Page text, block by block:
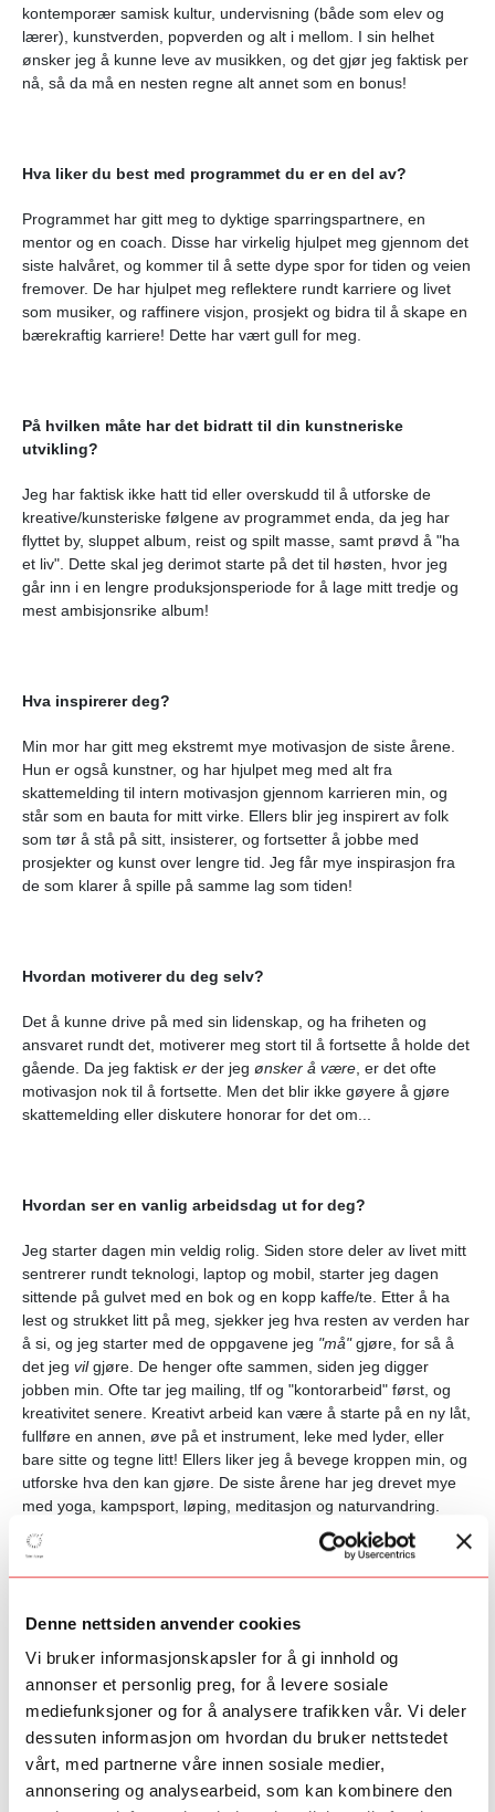
Denne nettsiden anvender cookies
Vi bruker informasjonskapsler for å gi innhold og
annonser et personlig preg, for å levere sosiale
mediefunksjoner og for å analysere trafikken vår. Vi deler
dessuten informasjon om hvordan du bruker nettstedet
vårt, med partnerne våre innen sosiale medier,
annonsering og analysearbeid, som kan kombinere den
kontemporær samisk kultur, undervisning (både som elev og
lærer), kunstverden, popverden og alt i mellom. I sin helhet
ønsker jeg å kunne leve av musikken, og det gjør jeg faktisk per
nå, så da må en nesten regne alt annet som en bonus!
Hva liker du best med programmet du er en del av?
Programmet har gitt meg to dyktige sparringspartnere, en
mentor og en coach. Disse har virkelig hjulpet meg gjennom det
siste halvåret, og kommer til å sette dype spor for tiden og veien
fremover. De har hjulpet meg reflektere rundt karriere og livet
som musiker, og raffinere visjon, prosjekt og bidra til å skape en
bærekraftig karriere! Dette har vært gull for meg.
På hvilken måte har det bidratt til din kunstneriske
utvikling?
Jeg har faktisk ikke hatt tid eller overskudd til å utforske de
kreative/kunsteriske følgene av programmet enda, da jeg har
flyttet by, sluppet album, reist og spilt masse, samt prøvd å "ha
et liv". Dette skal jeg derimot starte på det til høsten, hvor jeg
går inn i en lengre produksjonsperiode for å lage mitt tredje og
mest ambisjonsrike album!
Hva inspirerer deg?
Min mor har gitt meg ekstremt mye motivasjon de siste årene.
Hun er også kunstner, og har hjulpet meg med alt fra
skattemelding til intern motivasjon gjennom karrieren min, og
står som en bauta for mitt virke. Ellers blir jeg inspirert av folk
som tør å stå på sitt, insisterer, og fortsetter å jobbe med
prosjekter og kunst over lengre tid. Jeg får mye inspirasjon fra
de som klarer å spille på samme lag som tiden!
Hvordan motiverer du deg selv?
Det å kunne drive på med sin lidenskap, og ha friheten og
ansvaret rundt det, motiverer meg stort til å fortsette å holde det
gående. Da jeg faktisk er der jeg ønsker å være , er det ofte
motivasjon nok til å fortsette. Men det blir ikke gøyere å gjøre
skattemelding eller diskutere honorar for det om...
Hvordan ser en vanlig arbeidsdag ut for deg?
Jeg starter dagen min veldig rolig. Siden store deler av livet mitt
sentrerer rundt teknologi, laptop og mobil, starter jeg dagen
sittende på gulvet med en bok og en kopp kaffe/te. Etter å ha
lest og strukket litt på meg, sjekker jeg hva resten av verden har
å si, og jeg starter med de oppgavene jeg "må"gjøre, for så å
det jeg vilgjøre. De henger ofte sammen, siden jeg digger
jobben min. Ofte tar jeg mailing, tlf og "kontorarbeid" først, og
kreativitet senere. Kreativt arbeid kan være å starte på en ny låt,
fullføre en annen, øve på et instrument, leke med lyder, eller
bare sitte og tegne litt! Ellers liker jeg å bevege kroppen min, og
utforske hva den kan gjøre. De siste årene har jeg drevet mye
med yoga, kampsport, løping, meditasjon og naturvandring.
Disse to praksisene, kropp og kreativitet, fungerer utrolig bra for
meg sammen, og livnærer hverandre.
Beste kunstopplevelse, er omtrent umulig, da "alt avhenger av
alt" i kunsten. Men et par opplevelser som gjorde sterke inntrykk
er f.eks, opplevelsen av munch-maleriene, min mors utstilling
sommeren 2022, og fjorårets utstilling av Nils Aslak Valkeapää
på Henie Onstad var helt utrolig